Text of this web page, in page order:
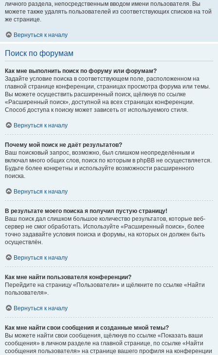
личного раздела, непосредственным вводом имени пользователя. Вы
можете также удалять пользователей из соответствующих списков на той
же странице.
Вернуться к началу
Поиск по форумам
Как мне выполнить поиск по форуму или форумам?
Задайте условие поиска в соответствующем поле, расположенном на
главной странице конференции, страницах просмотра форума или темы.
Вы можете осуществить расширенный поиск, щёлкнув по ссылке
«Расширенный поиск», доступной на всех страницах конференции.
Способ доступа к поиску может зависеть от используемого стиля.
Вернуться к началу
Почему мой поиск не даёт результатов?
Ваш поисковый запрос, возможно, был слишком неопределённым и
включал много общих слов, поиск по которым в phpBB не осуществляется.
Будьте более конкретны и используйте возможности расширенного
поиска.
Вернуться к началу
В результате моего поиска я получил пустую страницу!
Ваш поиск дал слишком большое количество результатов, которые веб-
сервер не смог обработать. Используйте «Расширенный поиск», более
точно задавайте условия поиска и форумы, на которых он должен быть
осуществлён.
Вернуться к началу
Как мне найти пользователя конференции?
Перейдите на страницу «Пользователи» и щёлкните по ссылке «Найти
пользователя».
Вернуться к началу
Как мне найти свои сообщения и созданные мной темы?
Вы можете найти свои сообщения, щёлкнув по ссылке «Показать ваши
сообщения» в личном разделе на главной странице, по ссылке «Найти
сообщения пользователя» на странице вашего профиля на конференции